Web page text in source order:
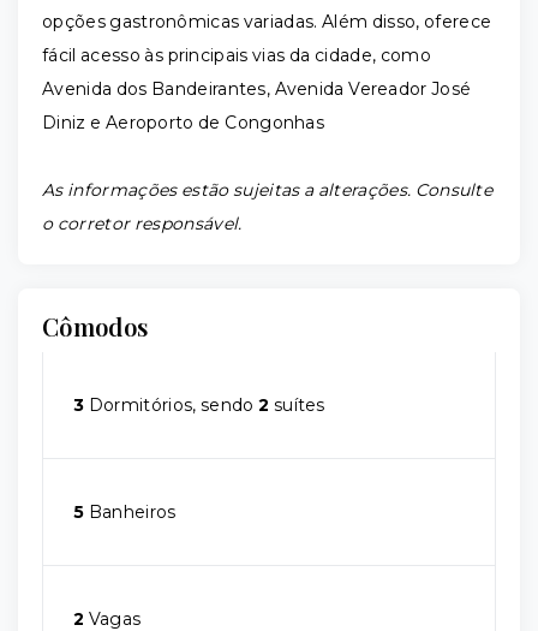
opções gastronômicas variadas. Além disso, oferece
fácil acesso às principais vias da cidade, como
Avenida dos Bandeirantes, Avenida Vereador José
Diniz e Aeroporto de Congonhas
As informações estão sujeitas a alterações. Consulte
o corretor responsável.
Cômodos
3 Dormitórios, sendo2 suítes
5 Banheiros
2 Vagas